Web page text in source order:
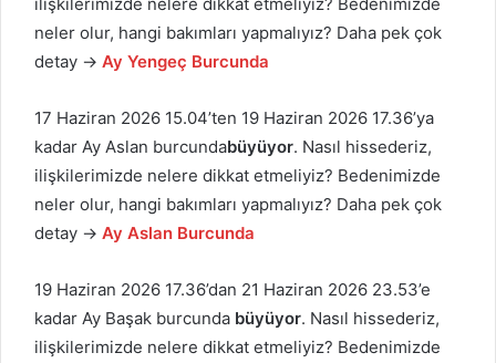
neler olur, hangi bakımları yapmalıyız? Daha pek çok
detay → Ay Yengeç Burcunda
17 Haziran 2026 15.04’ten 19 Haziran 2026 17.36’ya
kadar Ay Aslan burcundabüyüyor. Nasıl hissederiz,
ilişkilerimizde nelere dikkat etmeliyiz? Bedenimizde
neler olur, hangi bakımları yapmalıyız? Daha pek çok
detay → Ay Aslan Burcunda
19 Haziran 2026 17.36’dan 21 Haziran 2026 23.53’e
kadar Ay Başak burcunda büyüyor. Nasıl hissederiz,
ilişkilerimizde nelere dikkat etmeliyiz? Bedenimizde